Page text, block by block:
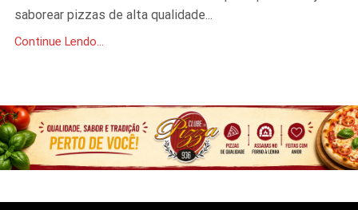
saborear pizzas de alta qualidade...
Continue Lendo...